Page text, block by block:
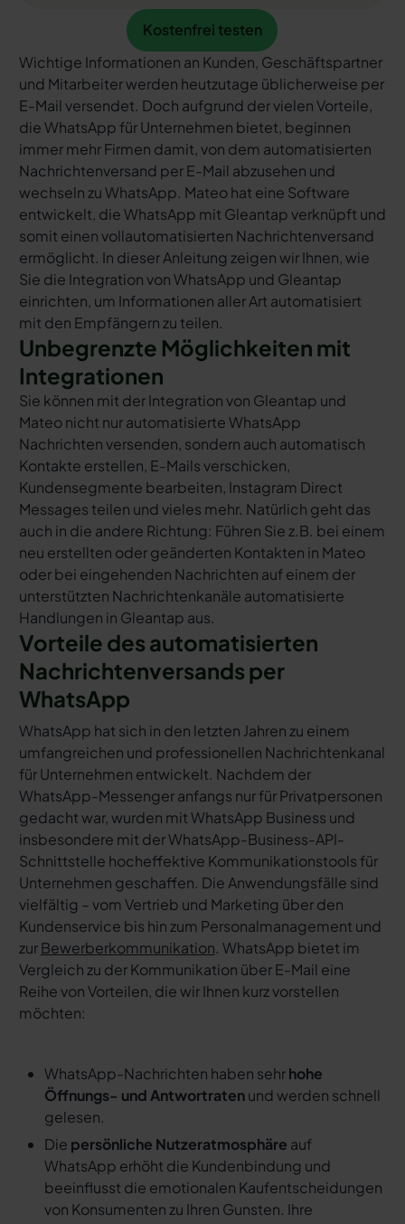
Kostenfrei testen
Kostenfrei testen
Wichtige Informationen an Kunden, Geschäftspartner
und Mitarbeiter werden heutzutage üblicherweise per
E-Mail versendet. Doch aufgrund der vielen Vorteile,
die WhatsApp für Unternehmen bietet, beginnen
immer mehr Firmen damit, von dem automatisierten
Nachrichtenversand per E-Mail abzusehen und
wechseln zu WhatsApp. Mateo hat eine Software
entwickelt, die WhatsApp mit Gleantap verknüpft und
somit einen vollautomatisierten Nachrichtenversand
ermöglicht. In dieser Anleitung zeigen wir Ihnen, wie
Sie die Integration von WhatsApp und Gleantap
einrichten, um Informationen aller Art automatisiert
mit den Empfängern zu teilen.
Unbegrenzte Möglichkeiten mit
Integrationen
Sie können mit der Integration von Gleantap und
Mateo nicht nur automatisierte WhatsApp
Nachrichten versenden, sondern auch automatisch
Kontakte erstellen, E-Mails verschicken,
Kundensegmente bearbeiten, Instagram Direct
Messages teilen und vieles mehr. Natürlich geht das
auch in die andere Richtung: Führen Sie z.B. bei einem
neu erstellten oder geänderten Kontakten in Mateo
oder bei eingehenden Nachrichten auf einem der
unterstützten Nachrichtenkanäle automatisierte
Handlungen in Gleantap aus.
Vorteile des automatisierten
Nachrichtenversands per
WhatsApp
WhatsApp hat sich in den letzten Jahren zu einem
umfangreichen und professionellen Nachrichtenkanal
für Unternehmen entwickelt. Nachdem der
WhatsApp-Messenger anfangs nur für Privatpersonen
gedacht war, wurden mit WhatsApp Business und
insbesondere mit der WhatsApp-Business-API-
Schnittstelle hocheffektive Kommunikationstools für
Unternehmen geschaffen. Die Anwendungsfälle sind
vielfältig – vom Vertrieb und Marketing über den
Kundenservice bis hin zum Personalmanagement und
zurBewerberkommunikation. WhatsApp bietet im
Vergleich zu der Kommunikation über E-Mail eine
Reihe von Vorteilen, die wir Ihnen kurz vorstellen
möchten:
WhatsApp-Nachrichten haben sehrhohe
Öffnungs- und Antwortratenund werden schnell
gelesen.
Die persönliche Nutzeratmosphäre auf
WhatsApp erhöht die Kundenbindung und
beeinflusst die emotionalen Kaufentscheidungen
von Konsumenten zu Ihren Gunsten. Ihre